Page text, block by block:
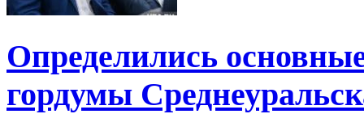
Определились
гордумы